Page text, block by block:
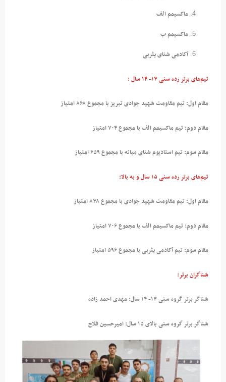
ماکسیمم الف
ماکسیمم ب
آکادمی شنای یثربی
تیم‌های برتر رده سنی ۱۳- ۱۴ سال :
مقام اول: تیم مقاومت شهید جوادی تبریز با مجموع ۸۶۸ امتیاز
مقام دوم: تیم ماکسیمم الف با مجموع ۷۰۴ امتیاز
مقام سوم: تیم استادیوم شنای میانه با مجموع ۶۵۹ امتیاز
تیم‌های برتر رده سنی ۱۵ سال و به بالا:
مقام اول: تیم مقاومت شهید جوادی با مجموع ۸۳۸ امتیاز
مقام دوم: تیم ماکسیمم الف با مجموع ۷۰۶ امتیاز
مقام سوم: تیم آکادمی یثربی با مجموع ۵۹۶ امتیاز
شناگران برتر:
شناگر برتر گروه سنی ۱۳- ۱۴ سال: مهدی احمد زاده
شناگر برتر گروه سنی بالای ۱۵ سال: امیرحسین فلاح